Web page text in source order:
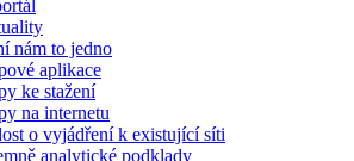
nám to jedno
aplikace
ke stažení
na internetu
o vyjádření k existující síti
analytické podklady